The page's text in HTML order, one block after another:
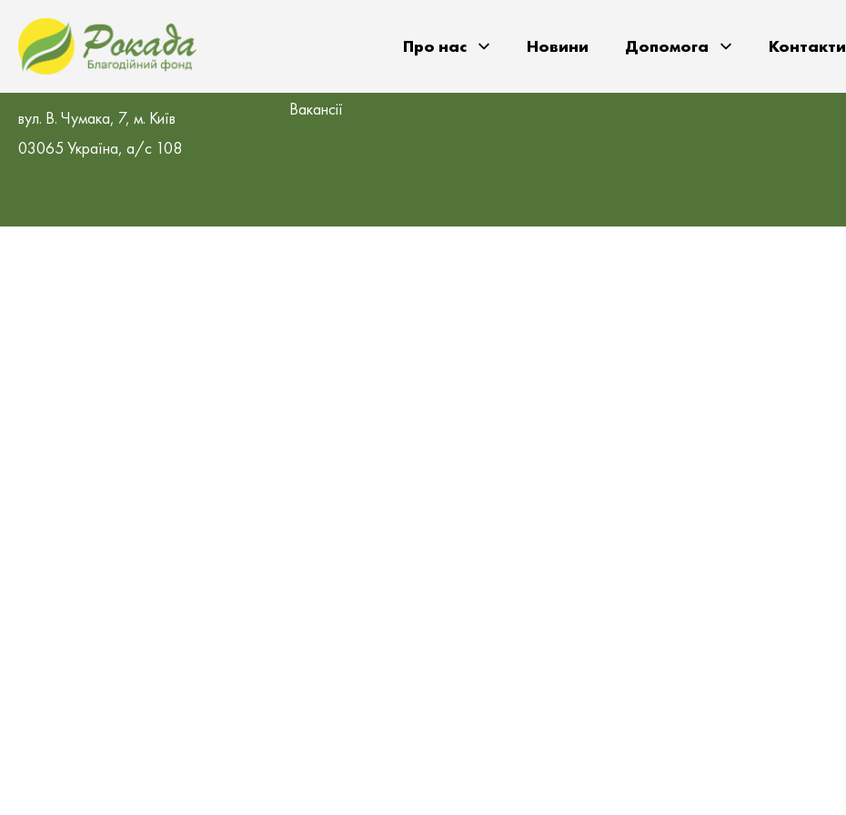
Про нас Новини Допомога Контакти
БО «Благодійний фонд «Рокада»
вул. В. Чумака, 7, м. Київ
03065 Україна, а/с 108
Вакансії